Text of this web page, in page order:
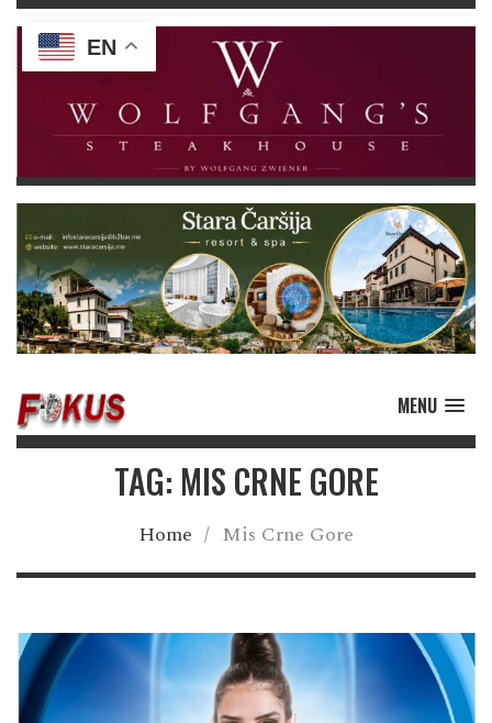
MENU
TAG: MIS CRNE GORE
Home / Mis Crne Gore
EN